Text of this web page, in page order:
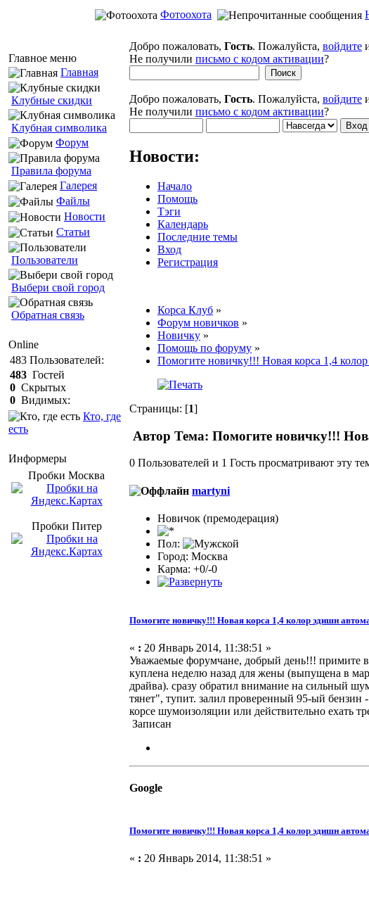
Фотоохота
Главное меню
Главная
Клубные скидки
Клубная символика
Форум
Правила форума
Галерея
Файлы
Новости
Статьи
Пользователи
Выбери свой город
Обратная связь
Online
483 Пользователей:
483 Гостей
0 Скрытых
0 Видимых:
Кто, где
есть
Информеры
Пробки Mосква
Пробки Питер
Добро пожаловать, Гость. Пожалуйста, войдите
Не получили письмо с кодом активации?
Добро пожаловать, Гость. Пожалуйста, войдите
Не получили письмо с кодом активации?
Новости:
Начало
Помощь
Тэги
Календарь
Последние темы
Вход
Регистрация
Корса Клуб »
Форум новичков »
Новичку »
Помощь по форуму »
Помогите новичку!!! Новая корса 1,4
Страницы: [1]
Автор Тема: Помогите новичку!!!
0 Пользователей и 1 Гость просматривают эту
martyni
Новичок (премодерация)
Пол:
Город: Москва
Карма: +0/-0
Помогите новичку!!! Новая корса 1,4 колор эдишн
« : 20 Январь 2014, 11:38:51 »
Уважаемые форумчане, добрый день!!! примите в
куплена неделю назад для жены (выпущена в
драйва). сразу обратил внимание на сильный
тянет", тупит. залил проверенный 95-ый бензин
корсе шумоизоляции или действительно ехать
Записан
Google
Помогите новичку!!! Новая корса 1,4 колор эдишн
« : 20 Январь 2014, 11:38:51 »